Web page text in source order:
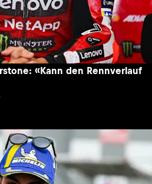
«Kann den Rennverlauf